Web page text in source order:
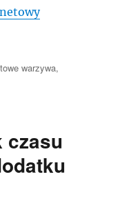
warzywa,
czasu